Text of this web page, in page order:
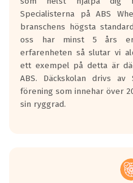
den kortaste
längsta.
Inga D eller G betyg delas
personbilar och lätta
Betyget sätts efter ett test
skall bromsa in på en väg
0.5-1.5 mm vatten.
I 80km/h kommer
Vid körning i över 50km/h
Specialisterna på ABS
branschens högsta
oss har minst 5 års
erfarenheten så slutar vi
ett exempel på detta är
ABS. Däckskolan drivs av
förening som innehar över
sin ryggrad.